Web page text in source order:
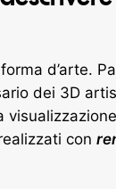
d’arte.
dei 3D
con